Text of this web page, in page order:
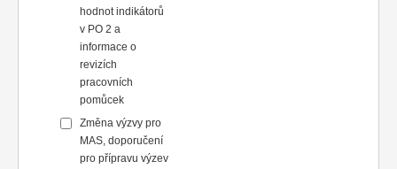
hodnot indikátorů
v PO 2 a
informace o
revizích
pracovních
pomůcek
Změna výzvy pro
MAS, doporučení
pro přípravu výzev